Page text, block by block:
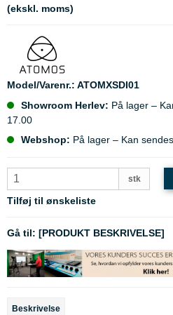
(ekskl. moms)
Model/Varenr.: ATOMXSDI01
Showroom Herlev: På lager –
17.00
Webshop: På lager – Kan
stk
Tilføj til ønskeliste
Gå til: [PRODUKT BESKRIVELSE]
Beskrivelse